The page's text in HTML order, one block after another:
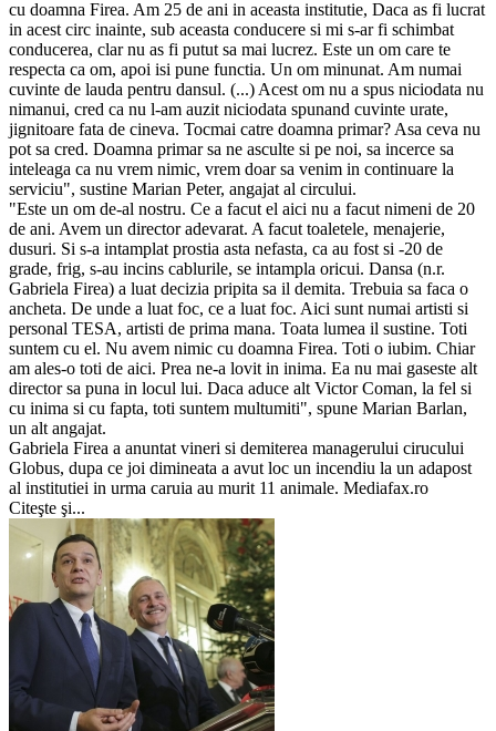
cu doamna Firea. Am 25 de ani in aceasta institutie, Daca as fi lucrat
in acest circ inainte, sub aceasta conducere si mi s-ar fi schimbat
conducerea, clar nu as fi putut sa mai lucrez. Este un om care te
respecta ca om, apoi isi pune functia. Un om minunat. Am numai
cuvinte de lauda pentru dansul. (...) Acest om nu a spus niciodata nu
nimanui, cred ca nu l-am auzit niciodata spunand cuvinte urate,
jignitoare fata de cineva. Tocmai catre doamna primar? Asa ceva nu
pot sa cred. Doamna primar sa ne asculte si pe noi, sa incerce sa
inteleaga ca nu vrem nimic, vrem doar sa venim in continuare la
serviciu", sustine Marian Peter, angajat al circului.
"Este un om de-al nostru. Ce a facut el aici nu a facut nimeni de 20
de ani. Avem un director adevarat. A facut toaletele, menajerie,
dusuri. Si s-a intamplat prostia asta nefasta, ca au fost si -20 de
grade, frig, s-au incins cablurile, se intampla oricui. Dansa (n.r.
Gabriela Firea) a luat decizia pripita sa il demita. Trebuia sa faca o
ancheta. De unde a luat foc, ce a luat foc. Aici sunt numai artisti si
personal TESA, artisti de prima mana. Toata lumea il sustine. Toti
suntem cu el. Nu avem nimic cu doamna Firea. Toti o iubim. Chiar
am ales-o toti de aici. Prea ne-a lovit in inima. Ea nu mai gaseste alt
director sa puna in locul lui. Daca aduce alt Victor Coman, la fel si
cu inima si cu fapta, toti suntem multumiti", spune Marian Barlan,
un alt angajat.
Gabriela Firea a anuntat vineri si demiterea managerului cirucului
Globus, dupa ce joi dimineata a avut loc un incendiu la un adapost
al institutiei in urma caruia au murit 11 animale. Mediafax.ro
Citeşte şi...